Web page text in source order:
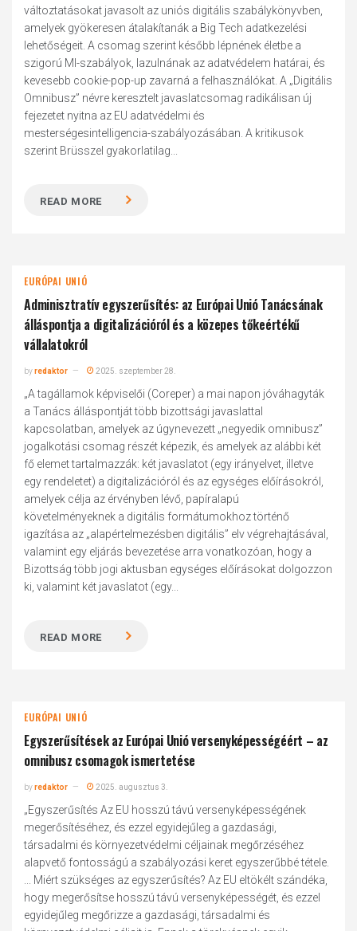
változtatásokat javasolt az uniós digitális szabálykönyvben,
amelyek gyökeresen átalakítanák a Big Tech adatkezelési
lehetőségeit. A csomag szerint később lépnének életbe a
szigorú MI-szabályok, lazulnának az adatvédelem határai, és
kevesebb cookie-pop-up zavarná a felhasználókat. A „Digitális
Omnibusz” névre keresztelt javaslatcsomag radikálisan új
fejezetet nyitna az EU adatvédelmi és
mesterségesintelligencia-szabályozásában. A kritikusok
szerint Brüsszel gyakorlatilag...
READ MORE
EURÓPAI UNIÓ
Adminisztratív egyszerűsítés: az Európai Unió Tanácsának
álláspontja a digitalizációról és a közepes tőkeértékű
vállalatokról
byredaktor 2025. szeptember 28.
„A tagállamok képviselői (Coreper) a mai napon jóváhagyták
a Tanács álláspontját több bizottsági javaslattal
kapcsolatban, amelyek az úgynevezett „negyedik omnibusz”
jogalkotási csomag részét képezik, és amelyek az alábbi két
fő elemet tartalmazzák: két javaslatot (egy irányelvet, illetve
egy rendeletet) a digitalizációról és az egységes előírásokról,
amelyek célja az érvényben lévő, papíralapú
követelményeknek a digitális formátumokhoz történő
igazítása az „alapértelmezésben digitális” elv végrehajtásával,
valamint egy eljárás bevezetése arra vonatkozóan, hogy a
Bizottság több jogi aktusban egységes előírásokat dolgozzon
ki, valamint két javaslatot (egy...
READ MORE
EURÓPAI UNIÓ
Egyszerűsítések az Európai Unió versenyképességéért – az
omnibusz csomagok ismertetése
byredaktor 2025. augusztus 3.
„Egyszerűsítés Az EU hosszú távú versenyképességének
megerősítéséhez, és ezzel egyidejűleg a gazdasági,
társadalmi és környezetvédelmi céljainak megőrzéséhez
alapvető fontosságú a szabályozási keret egyszerűbbé tétele.
... Miért szükséges az egyszerűsítés? Az EU eltökélt szándéka,
hogy megerősítse hosszú távú versenyképességét, és ezzel
egyidejűleg megőrizze a gazdasági, társadalmi és